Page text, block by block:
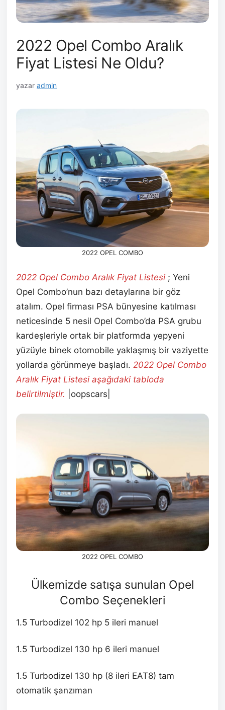
2022 Opel Combo Aralık
Fiyat Listesi Ne Oldu?
yazar admin
2022 OPEL COMBO
2022 Opel Combo Aralık Fiyat Listesi ; Yeni
Opel Combo’nun bazı detaylarına bir göz
atalım. Opel firması PSA bünyesine katılması
neticesinde 5 nesil Opel Combo’da PSA grubu
kardeşleriyle ortak bir platformda yepyeni
yüzüyle binek otomobile yaklaşmış bir vaziyette
yollarda görünmeye başladı. 2022 Opel Combo
Aralık Fiyat Listesi aşağıdaki tabloda
belirtilmiştir.
|oopscars|
2022 OPEL COMBO
Ülkemizde satışa sunulan Opel
Combo Seçenekleri
1.5 Turbodizel 102 hp 5 ileri manuel
1.5 Turbodizel 130 hp 6 ileri manuel
1.5 Turbodizel 130 hp (8 ileri EAT8) tam
otomatik şanzıman